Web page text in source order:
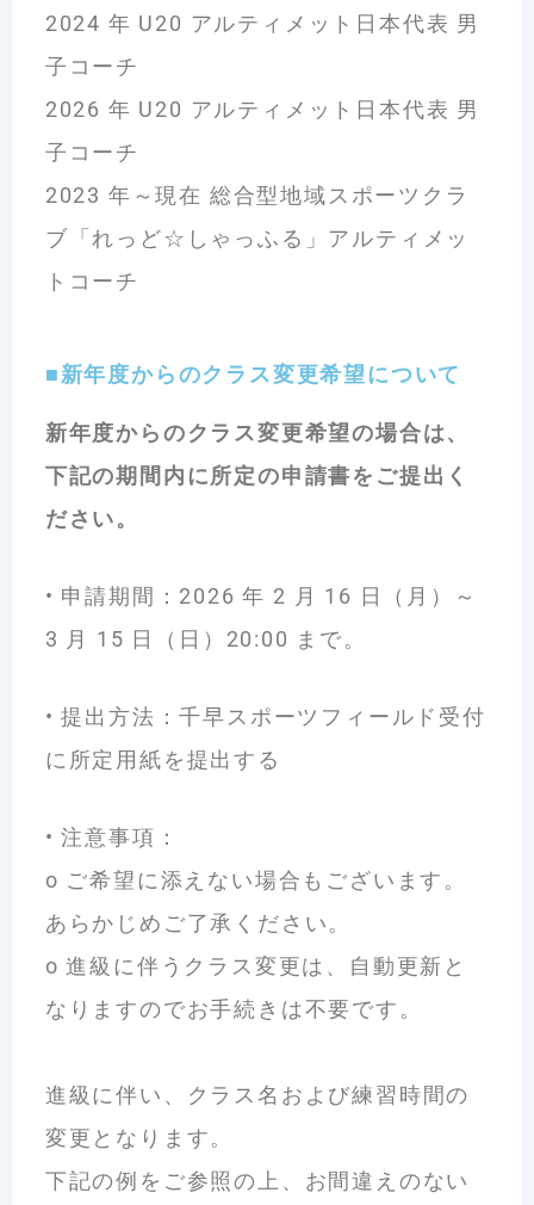
2024 年 U20 アルティメット日本代表 男
子コーチ
2026 年 U20 アルティメット日本代表 男
子コーチ
2023 年～現在 総合型地域スポーツクラ
ブ「れっど☆しゃっふる」アルティメッ
トコーチ
■新年度からのクラス変更希望について
新年度からのクラス変更希望の場合は、
下記の期間内に所定の申請書をご提出く
ださい。
• 申請期間：2026 年 2 月 16 日（月）～
3 月 15 日（日）20:00 まで。
• 提出方法：千早スポーツフィールド受付
に所定用紙を提出する
• 注意事項：
o ご希望に添えない場合もございます。
あらかじめご了承ください。
o 進級に伴うクラス変更は、自動更新と
なりますのでお手続きは不要です。
進級に伴い、クラス名および練習時間の
変更となります。
下記の例をご参照の上、お間違えのない